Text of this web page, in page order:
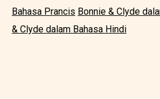
Bahasa Prancis Bonnie & Clyde
& Clyde dalam Bahasa Hindi